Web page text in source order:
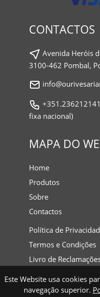
CONTACTOS
Avenida Heróis
3100-462 Pombal,
fixa nacional)
MAPA DO
Home
Produtos
Sobre
Contactos
Política de
Termos e Condições
Livro de
Este Website usa cookies
navegação superior.